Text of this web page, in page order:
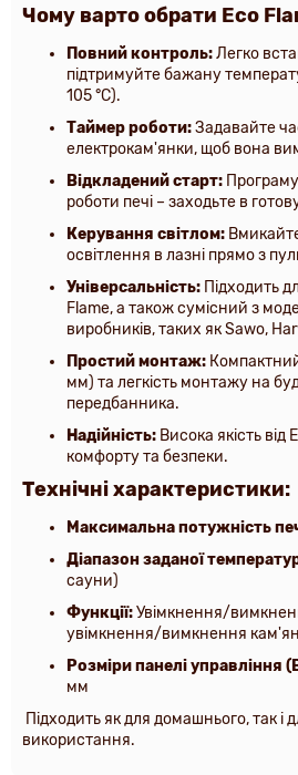
Чому варто обрати Eco
Повний контроль:Легко
підтримуйте бажану
105 °C).
Таймер роботи:Задавайте
електрокам'янки, щоб вона
Відкладений старт:
роботи печі – заходьте в
Керування світлом:
освітлення в лазні прямо з
Універсальність: Підходить
Flame, а також сумісний з
виробників, таких як Sawo,
Простий монтаж:
мм) та легкість монтажу на
передбанника.
Надійність: Висока якість
комфорту та безпеки.
Технічні характеристики:
Максимальна потужність
Діапазон заданої
сауни)
Функції:Увімкнення/
увімкнення/вимкнення
Розміри панелі управління
мм
Підходить як для домашнього, так і
використання.